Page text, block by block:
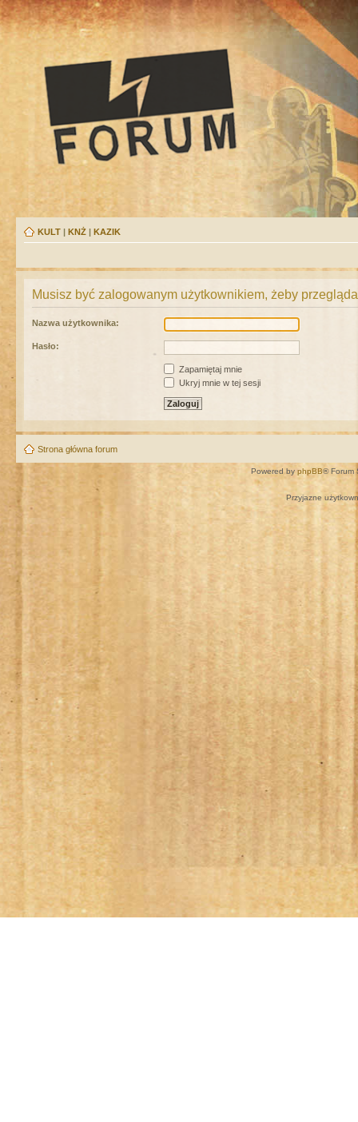
KULT | KNŻ | KAZIK
Musisz być zalogowanym użytkownikiem, żeby
Nazwa użytkownika:
Hasło:
Zapamiętaj mnie
Ukryj mnie w tej sesji
Strona główna forum
Powered by phpBB® Forum
Przyjazne